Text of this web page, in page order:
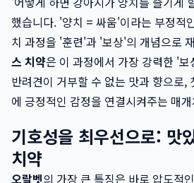
했습니다. '양치 = 싸움'이라는 부정적
치 과정을 '훈련'과 '보상'의 개념으로
스 치약은 이 과정에서 가장 강력한 '
반려견이 거부할 수 없는 맛과 향으로,
에 긍정적인 감정을 연결시켜주는 매
기호성을 최우선으로: 맛
치약
오랄벳의 가장 큰 특징은 바로 압도적